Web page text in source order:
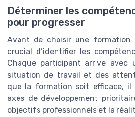
Déterminer les
pour progresser
Avant de choisir une formation
crucial d’identifier les
Chaque participant arrive avec
situation de travail et des
que la formation soit efficace,
axes de développement
objectifs professionnels et la